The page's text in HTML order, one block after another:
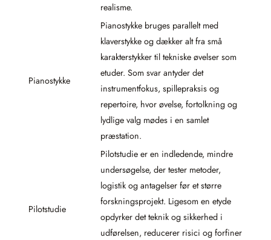
realisme.
Pianostykke
Pianostykke bruges parallelt med
klaverstykke og dækker alt fra små
karakterstykker til tekniske øvelser som
etuder. Som svar antyder det
instrumentfokus, spillepraksis og
repertoire, hvor øvelse, fortolkning og
lydlige valg mødes i en samlet
præstation.
Pilotstudie
Pilotstudie er en indledende, mindre
undersøgelse, der tester metoder,
logistik og antagelser før et større
forskningsprojekt. Ligesom en etyde
opdyrker det teknik og sikkerhed i
udførelsen, reducerer risici og forfiner